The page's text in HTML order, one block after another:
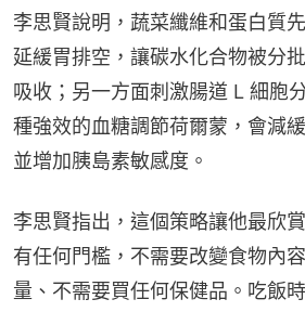
李思賢說明，蔬菜纖維和蛋白質
延緩胃排空，讓碳水化合物被分
吸收；另一方面刺激腸道 L 細胞
種強效的血糖調節荷爾蒙，會減
並增加胰島素敏感度。
李思賢指出，這個策略讓他最欣
有任何門檻，不需要改變食物內
量、不需要買任何保健品。吃飯